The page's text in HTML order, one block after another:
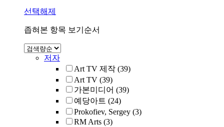
선택해제
좁혀본 항목 보기순서
저자
Art TV 제작 (39)
Art TV (39)
가본미디어 (39)
예당아트 (24)
Prokofiev, Sergey (3)
RM Arts (3)